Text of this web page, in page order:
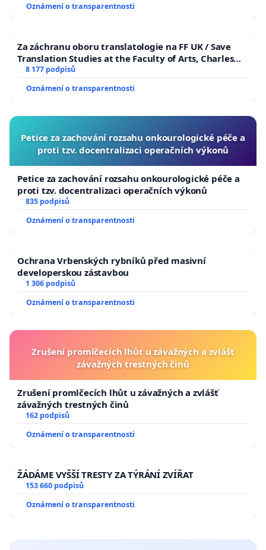
Oznámení o transparentnosti
Za záchranu oboru translatologie na FF UK / Save
Translation Studies at the Faculty of Arts, Charles
University
8 177 podpisů
Oznámení o transparentnosti
Petice za zachování rozsahu onkourologické péče a
proti tzv. docentralizaci operačních výkonů
Petice za zachování rozsahu onkourologické péče a
proti tzv. docentralizaci operačních výkonů
835 podpisů
Oznámení o transparentnosti
Ochrana Vrbenských rybníků před masivní
developerskou zástavbou
1 306 podpisů
Oznámení o transparentnosti
Zrušení promlčecích lhůt u závažných a zvlášť
závažných trestných činů
Zrušení promlčecích lhůt u závažných a zvlášť
závažných trestných činů
162 podpisů
Oznámení o transparentnosti
ŽÁDÁME VYŠŠÍ TRESTY ZA TÝRÁNÍ ZVÍŘAT
153 660 podpisů
Oznámení o transparentnosti